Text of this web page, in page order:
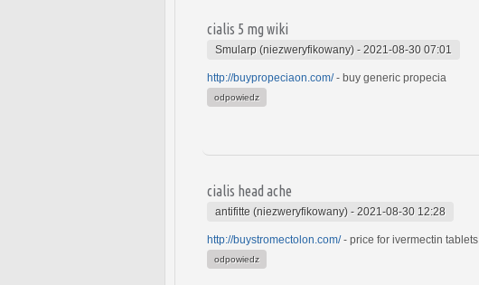
cialis 5 mg wiki
Smularp (niezweryfikowany) - 2021-08-30 07:01
http://buypropeciaon.com/- buy generic propecia
odpowiedz
cialis head ache
antifitte (niezweryfikowany) - 2021-08-30 12:28
http://buystromectolon.com/- price for ivermectin tablets
odpowiedz